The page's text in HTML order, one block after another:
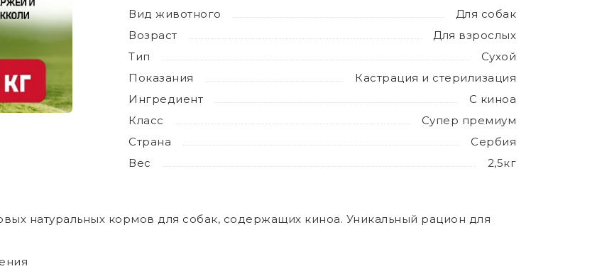
Вид животного
Для собак
Возраст
Для взрослых
Тип
Сухой
Показания
Кастрация и стерилизация
Ингредиент
С киноа
Класс
Супер премиум
Страна
Сербия
Вес
2,5кг
натуральных кормов для собак, содержащих киноа. Уникальный рацион для